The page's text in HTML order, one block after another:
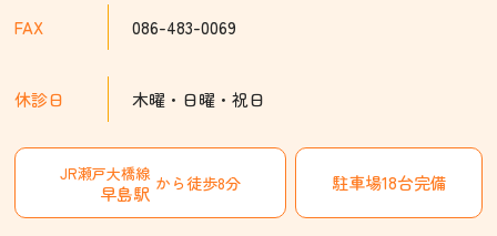
FAX 086-483-0069
休診日 木曜・日曜・祝日
JR瀬戸大橋線
早島駅 から徒歩8分 駐車場18台完備